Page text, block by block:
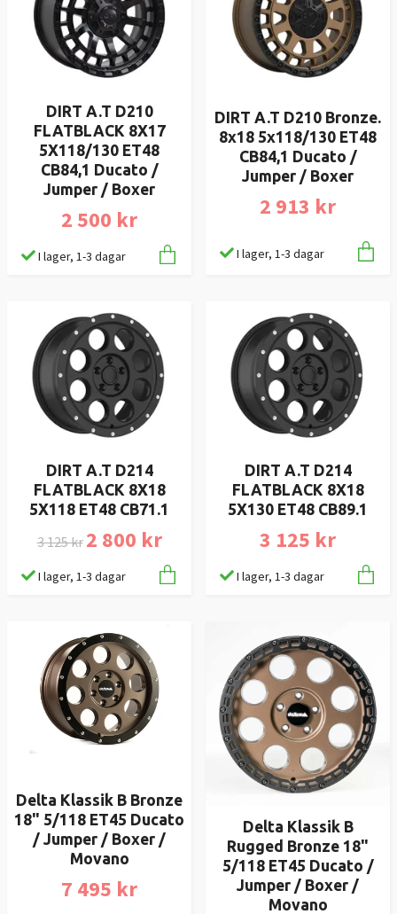
DIRT A.T D210
FLATBLACK 8X17
5X118/130 ET48
CB84,1 Ducato /
Jumper / Boxer
2 500 kr
I lager, 1-3 dagar
DIRT A.T D210 Bronze.
8x18 5x118/130 ET48
CB84,1 Ducato /
Jumper / Boxer
2 913 kr
I lager, 1-3 dagar
DIRT A.T D214
FLATBLACK 8X18
5X118 ET48 CB71.1
3 125 kr 2 800 kr
I lager, 1-3 dagar
DIRT A.T D214
FLATBLACK 8X18
5X130 ET48 CB89.1
3 125 kr
I lager, 1-3 dagar
Delta Klassik B Bronze
18" 5/118 ET45 Ducato
/ Jumper / Boxer /
Movano
7 495 kr
Delta Klassik B
Rugged Bronze 18"
5/118 ET45 Ducato /
Jumper / Boxer /
Movano